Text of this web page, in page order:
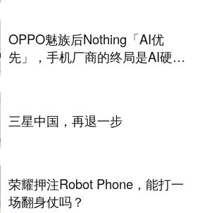
OPPO魅族后Nothing「AI优
先」，手机厂商的终局是AI硬
三星中国，再退一步
荣耀押注Robot Phone，能打一
场翻身仗吗？